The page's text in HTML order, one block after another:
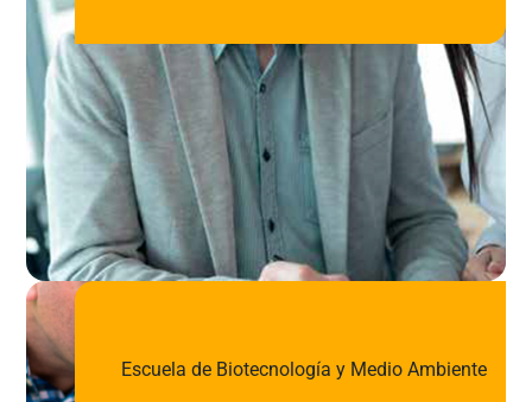
Escuela de Biotecnología y Medio Ambiente